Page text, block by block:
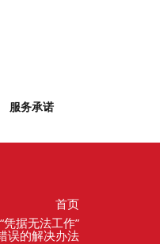
服务承诺
首页
据无法工作”
误的解决办法